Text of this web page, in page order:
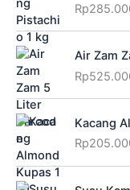
Rp
Air Zam
Rp
Kacang
Rp